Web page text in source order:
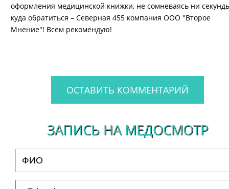
оформления медицинской книжки, не сомневаясь ни
куда обратиться – Северная 455 компания ООО "Второе
Мнение"! Всем рекомендую!
ОСТАВИТЬ КОММЕНТАРИЙ
ЗАПИСЬ НА МЕДОСМОТР